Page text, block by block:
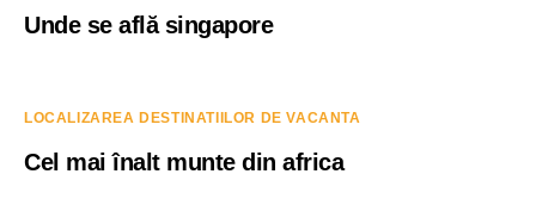
Unde se află singapore
LOCALIZAREA DESTINATIILOR DE VACANTA
Cel mai înalt munte din africa